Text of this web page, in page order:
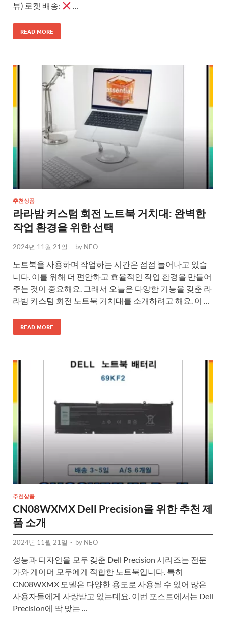
뷰) 로켓 배송:
…
READ MORE
추천상품
라라밤 커스텀 회전 노트북 거치대: 완벽한
작업 환경을 위한 선택
2024년 11월 21일 - by NEO
노트북을 사용하며 작업하는 시간은 점점 늘어나고 있습
니다. 이를 위해 더 편안하고 효율적인 작업 환경을 만들어
주는 것이 중요해요. 그래서 오늘은 다양한 기능을 갖춘 라
라밤 커스텀 회전 노트북 거치대를 소개하려고 해요. 이 …
READ MORE
추천상품
CN08WXMX Dell Precision을 위한 추천 제
품 소개
2024년 11월 21일 - by NEO
성능과 디자인을 모두 갖춘 Dell Precision 시리즈는 전문
가와 게이머 모두에게 적합한 노트북입니다. 특히
CN08WXMX 모델은 다양한 용도로 사용될 수 있어 많은
사용자들에게 사랑받고 있는데요. 이번 포스트에서는 Dell
Precision에 딱 맞는 …